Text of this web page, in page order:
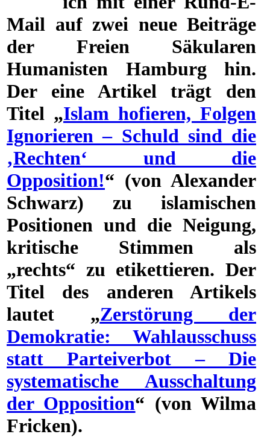
Mail auf zwei neue Beiträge
der Freien Säkularen
Humanisten Hamburg hin.
Der eine Artikel trägt den
Titel „Islam hofieren, Folgen
Ignorieren – Schuld sind die
‚Rechten‘ und die
Opposition!“ (von Alexander
Schwarz) zu islamischen
Positionen und die Neigung,
kritische Stimmen als
„rechts“ zu etikettieren. Der
Titel des anderen Artikels
lautet „Zerstörung der
Demokratie: Wahlausschuss
statt Parteiverbot – Die
systematische Ausschaltung
der Opposition“ (von Wilma
Fricken).